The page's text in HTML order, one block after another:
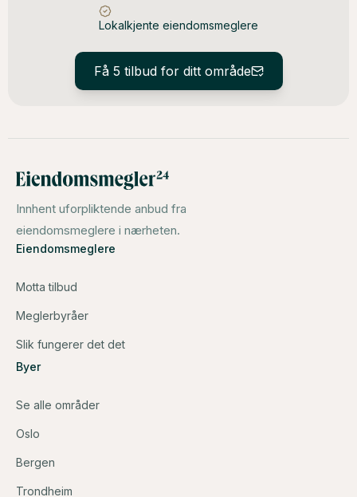
Lokalkjente eiendomsmeglere
Få 5 tilbud for ditt område
Innhent uforpliktende anbud fra
eiendomsmeglere i nærheten.
Eiendomsmeglere
Motta tilbud
Meglerbyråer
Slik fungerer det det
Byer
Se alle områder
Oslo
Bergen
Trondheim